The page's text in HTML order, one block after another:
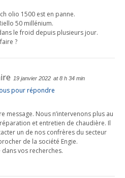
olio 1500 est en panne.
50 millénium.
le froid depuis plusieurs jour.
?
19 janvier 2022 at 8 h 34 min
pour répondre
message. Nous n’intervenons plus au
et entretien de chaudière. Il
un de nos confrères du secteur
de la société Engie.
vos recherches.